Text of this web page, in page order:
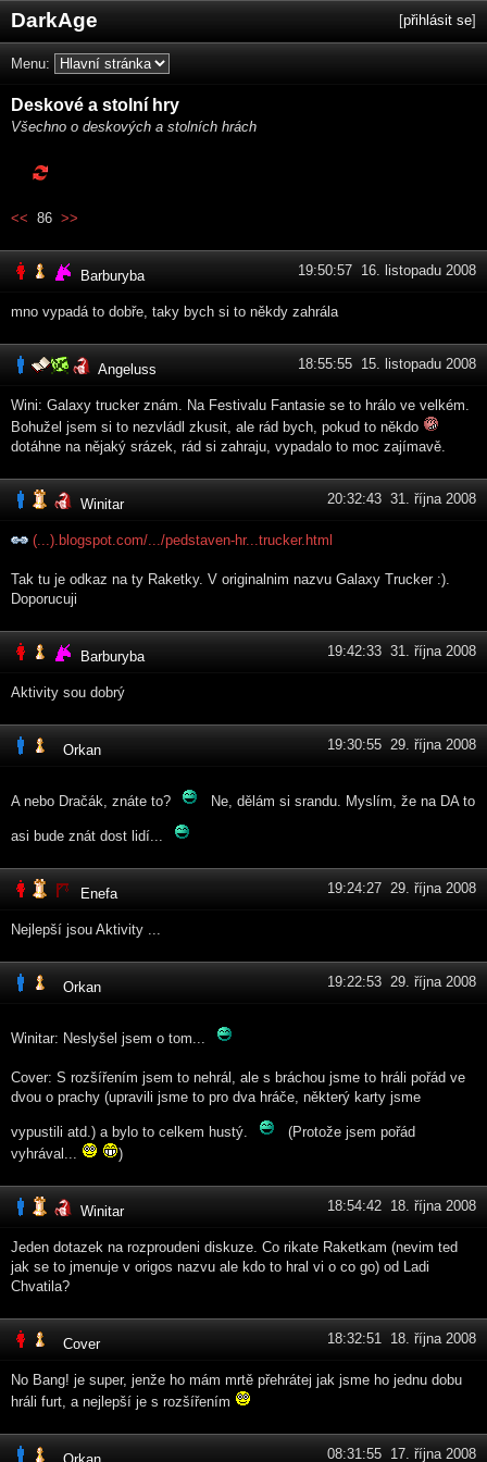
DarkAge [přihlásit se]
Menu:
Deskové a stolní hry
Všechno o deskových a stolních hrách
<< 86 >>
Barburyba 19:50:57 16. listopadu 2008
mno vypadá to dobře, taky bych si to někdy zahrála
Angeluss 18:55:55 15. listopadu 2008
Wini: Galaxy trucker znám. Na Festivalu Fantasie se to hrálo ve velkém.
Bohužel jsem si to nezvládl zkusit, ale rád bych, pokud to někdo
dotáhne na nějaký srázek, rád si zahraju, vypadalo to moc zajímavě.
Winitar 20:32:43 31. října 2008
(...).blogspot.com/.../pedstaven-hr...trucker.html
Tak tu je odkaz na ty Raketky. V originalnim nazvu Galaxy Trucker :).
Doporucuji
Barburyba 19:42:33 31. října 2008
Aktivity sou dobrý
Orkan 19:30:55 29. října 2008
A nebo Dračák, znáte to? Ne, dělám si srandu. Myslím, že na DA to
asi bude znát dost lidí...
Enefa 19:24:27 29. října 2008
Nejlepší jsou Aktivity ...
Orkan 19:22:53 29. října 2008
Winitar: Neslyšel jsem o tom...
Cover: S rozšířením jsem to nehrál, ale s bráchou jsme to hráli pořád ve
dvou o prachy (upravili jsme to pro dva hráče, některý karty jsme
vypustili atd.) a bylo to celkem hustý.
(Protože jsem pořád
vyhrával...
)
Winitar 18:54:42 18. října 2008
Jeden dotazek na rozproudeni diskuze. Co rikate Raketkam (nevim ted
jak se to jmenuje v origos nazvu ale kdo to hral vi o co go) od Ladi
Chvatila?
Cover 18:32:51 18. října 2008
No Bang! je super, jenže ho mám mrtě přehrátej jak jsme ho jednu dobu
hráli furt, a nejlepší je s rozšířením
08:31:55 17. října 2008